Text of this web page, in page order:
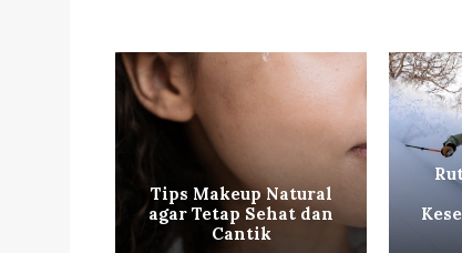
Tips Makeup Natural
agar Tetap Sehat dan
Cantik